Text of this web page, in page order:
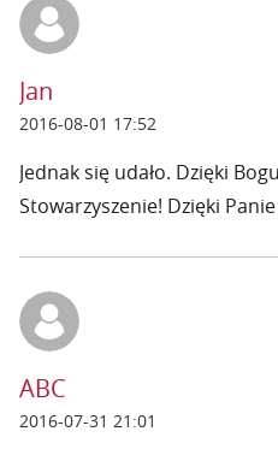
Jan
2016-08-01 17:52
Jednak się udało. Dzięki
Stowarzyszenie! Dzięki
ABC
2016-07-31 21:01